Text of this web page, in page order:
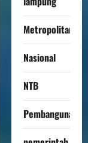
Metropolitan
Nasional
NTB
Pembangunan